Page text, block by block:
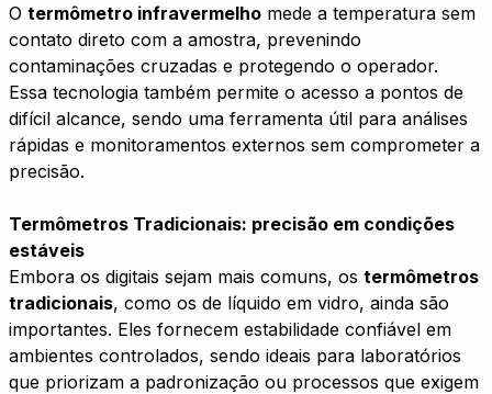
O termômetro infravermelho mede a temperatura sem
contato direto com a amostra, prevenindo
contaminações cruzadas e protegendo o operador.
Essa tecnologia também permite o acesso a pontos de
difícil alcance, sendo uma ferramenta útil para análises
rápidas e monitoramentos externos sem comprometer a
precisão.
Termômetros Tradicionais: precisão em condições
estáveis
Embora os digitais sejam mais comuns, os termômetros
tradicionais, como os de líquido em vidro, ainda são
importantes. Eles fornecem estabilidade confiável em
ambientes controlados, sendo ideais para laboratórios
que priorizam a padronização ou processos que exigem